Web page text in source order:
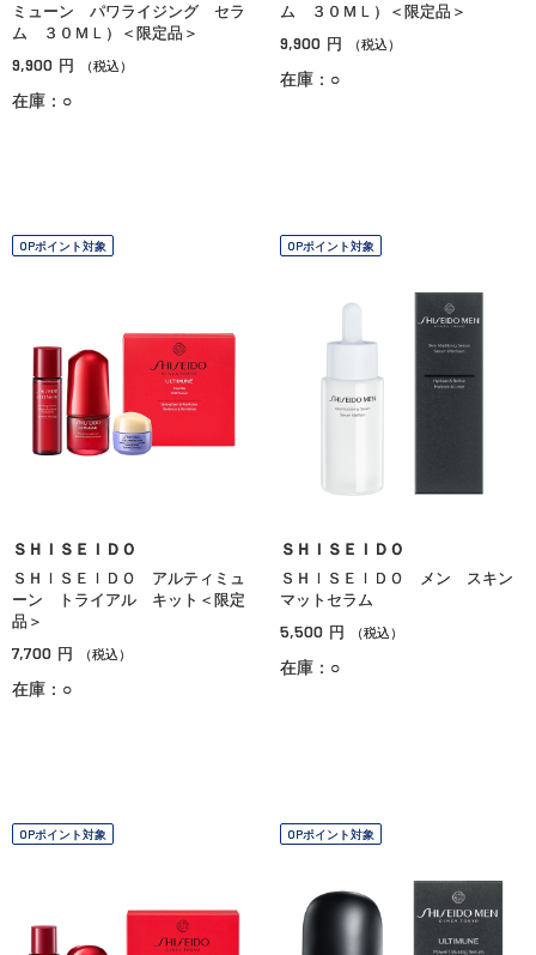
ミューン パワライジング セラ
ム ３０ＭＬ）＜限定品＞
9,900 円 （税込）
在庫：○
ム ３０ＭＬ）＜限定品＞
9,900 円 （税込）
在庫：○
OPポイント対象
ＳＨＩＳＥＩＤＯ
ＳＨＩＳＥＩＤＯ アルティミュ
ーン トライアル キット＜限定
品＞
7,700 円 （税込）
在庫：○
OPポイント対象
ＳＨＩＳＥＩＤＯ
ＳＨＩＳＥＩＤＯ メン スキン
マットセラム
5,500 円 （税込）
在庫：○
OPポイント対象 OPポイント対象